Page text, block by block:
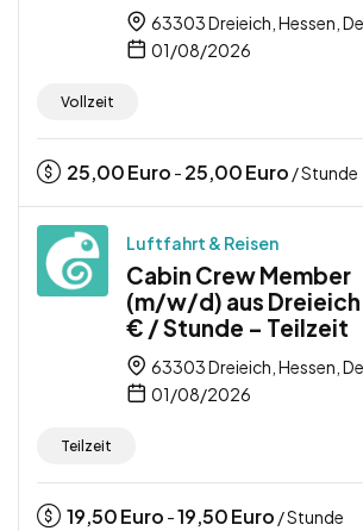
63303 Dreieich, Hessen,
01/08/2026
Vollzeit
25,00Euro - 25,00Euro / Stunde
Luftfahrt & Reisen
Cabin Crew Member
(m/w/d) aus Dreieich
€ / Stunde – Teilzeit
63303 Dreieich, Hessen,
01/08/2026
Teilzeit
19,50Euro -19,50Euro / Stunde